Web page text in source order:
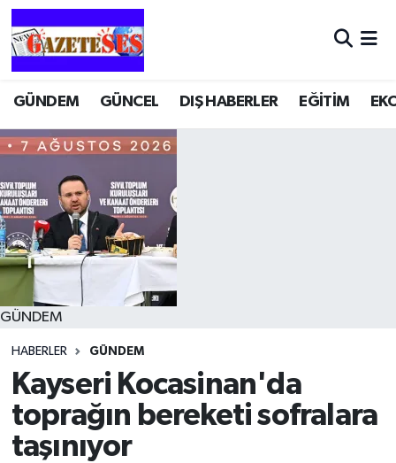
GÜNDEM GÜNCEL DIŞ HABERLER EĞİTİM
GÜNDEM
HABERLER GÜNDEM
Kayseri Kocasinan'da
toprağın bereketi sofralara
taşınıyor